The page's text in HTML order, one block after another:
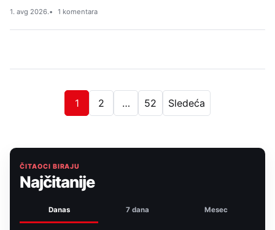
1. avg 2026. 1 komentara
1 2 … 52 Sledeća
ČITAOCI BIRAJU
Najčitanije
Danas 7 dana Mesec